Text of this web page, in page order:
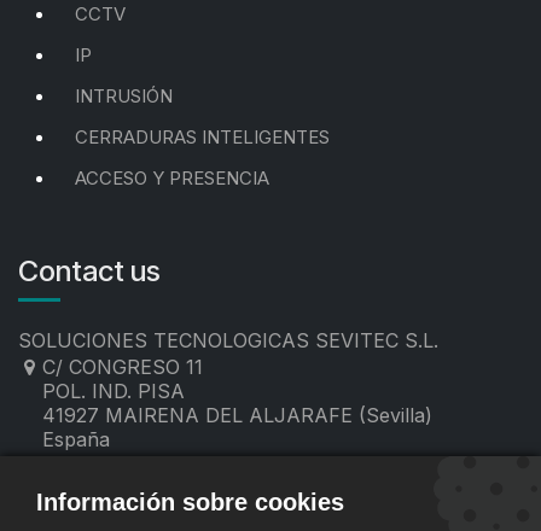
CCTV
IP
INTRUSIÓN
CERRADURAS INTELIGENTES
ACCESO Y PRESENCIA
Contact us
SOLUCIONES TECNOLOGICAS SEVITEC S.L.
C/ CONGRESO 11
POL. IND. PISA
41927 MAIRENA DEL ALJARAFE (Sevilla)
España
contacto@sevitec.es
Información sobre cookies